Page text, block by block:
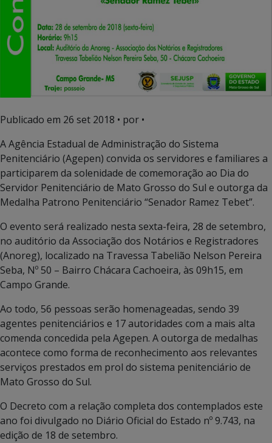
Publicado em 26 set 2018 • por •
A Agência Estadual de Administração do Sistema
Penitenciário (Agepen) convida os servidores e familiares a
participarem da solenidade de comemoração ao Dia do
Servidor Penitenciário de Mato Grosso do Sul e outorga da
Medalha Patrono Penitenciário “Senador Ramez Tebet”.
O evento será realizado nesta sexta-feira, 28 de setembro,
no auditório da Associação dos Notários e Registradores
(Anoreg), localizado na Travessa Tabelião Nelson Pereira
Seba, Nº 50 – Bairro Chácara Cachoeira, às 09h15, em
Campo Grande.
Ao todo, 56 pessoas serão homenageadas, sendo 39
agentes penitenciários e 17 autoridades com a mais alta
comenda concedida pela Agepen. A outorga de medalhas
acontece como forma de reconhecimento aos relevantes
serviços prestados em prol do sistema penitenciário de
Mato Grosso do Sul.
O Decreto com a relação completa dos contemplados este
ano foi divulgado no Diário Oficial do Estado nº 9.743, na
edição de 18 de setembro.